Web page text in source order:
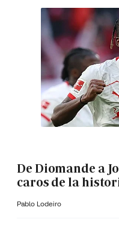
De Diomande a
caros de la
Pablo Lodeiro